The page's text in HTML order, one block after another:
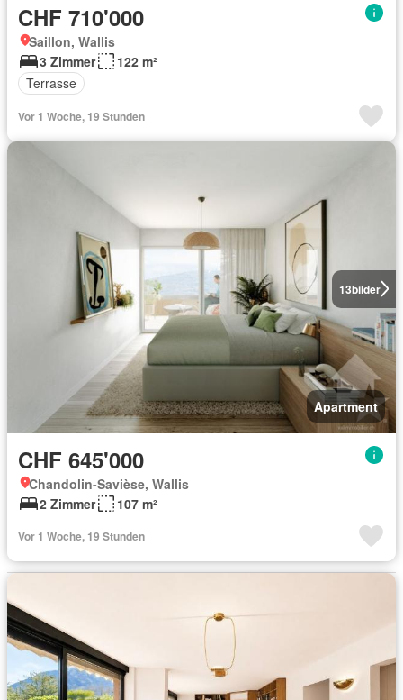
CHF 710'000
Saillon, Wallis
3 Zimmer
122 m²
Terrasse
Vor 1 Woche, 19 Stunden
13bilder
Apartment
CHF 645'000
Chandolin-Savièse, Wallis
2 Zimmer
107 m²
Vor 1 Woche, 19 Stunden